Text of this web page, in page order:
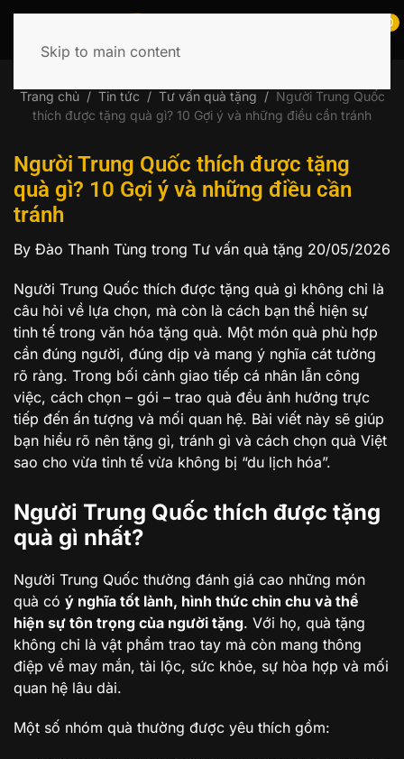
Skip to main content
Tìm
0
Trang chủ Tin tức Tư vấn quà tặng
Người Trung Quốc
thích được tặng quà gì? 10 Gợi ý và những điều cần tránh
Người Trung Quốc thích được tặng
quà gì? 10 Gợi ý và những điều cần
tránh
By Đào Thanh Tùng trong Tư vấn quà tặng 20/05/2026
Người Trung Quốc thích được tặng quà gì không chỉ là
câu hỏi về lựa chọn, mà còn là cách bạn thể hiện sự
tinh tế trong văn hóa tặng quà. Một món quà phù hợp
cần đúng người, đúng dịp và mang ý nghĩa cát tường
rõ ràng. Trong bối cảnh giao tiếp cá nhân lẫn công
việc, cách chọn – gói – trao quà đều ảnh hưởng trực
tiếp đến ấn tượng và mối quan hệ. Bài viết này sẽ giúp
bạn hiểu rõ nên tặng gì, tránh gì và cách chọn quà Việt
sao cho vừa tinh tế vừa không bị “du lịch hóa”.
Người Trung Quốc thích được tặng
quà gì nhất?
Người Trung Quốc thường đánh giá cao những món
quà có ý nghĩa tốt lành, hình thức chỉn chu và thể
hiện sự tôn trọng của người tặng. Với họ, quà tặng
không chỉ là vật phẩm trao tay mà còn mang thông
điệp về may mắn, tài lộc, sức khỏe, sự hòa hợp và mối
quan hệ lâu dài.
Một số nhóm quà thường được yêu thích gồm: